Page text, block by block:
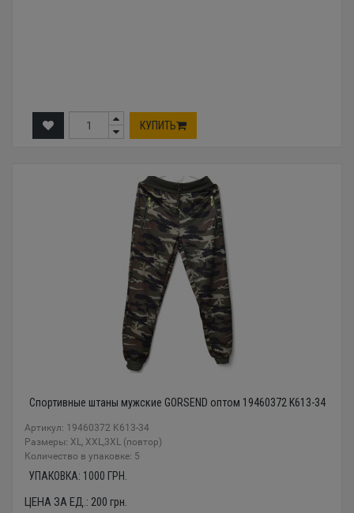
КУПИТЬ
Спортивные штаны мужские GORSEND оптом 19460372 K613-34
Артикул: 19460372 K613-34
Размеры: XL, XXL,3XL (повтор)
Количество в упаковке: 5
УПАКОВКА: 1000 ГРН.
ЦЕНА ЗА ЕД.: 200 грн.